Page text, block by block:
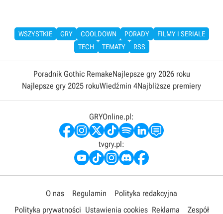
WSZYSTKIE GRY COOLDOWN PORADY
FILMY I SERIALE
TECH
TEMATY RSS
Poradnik Gothic RemakeNajlepsze gry 2026 roku
Najlepsze gry 2025 rokuWiedźmin 4Najbliższe premiery
GRYOnline.pl:
tvgry.pl:
O nas Regulamin
Polityka redakcyjna
Polityka prywatności Ustawienia cookies Reklama Zespół